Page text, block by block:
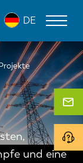
DE
und eine